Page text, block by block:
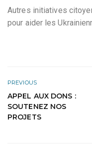
Autres initiatives
pour aider les
PREVIOUS
APPEL AUX DONS :
SOUTENEZ NOS
PROJETS